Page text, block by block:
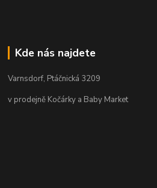
Kde nás najdete
Varnsdorf, Ptáčnická 3209
v prodejně Kočárky a Baby Market